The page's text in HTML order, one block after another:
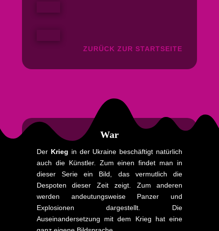
ZURÜCK ZUR STARTSEITE
War
Der Krieg in der Ukraine beschäftigt natürlich
auch die Künstler. Zum einen findet man in
dieser Serie ein Bild, das vermutlich die
Despoten dieser Zeit zeigt. Zum anderen
werden andeutungsweise Panzer und
Explosionen dargestellt. Die
Auseinandersetzung mit dem Krieg hat eine